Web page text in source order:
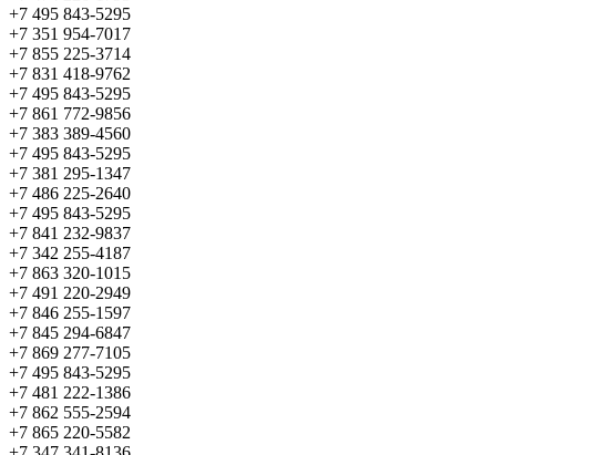
+7 495 843-5295
+7 351 954-7017
+7 855 225-3714
+7 831 418-9762
+7 495 843-5295
+7 861 772-9856
+7 383 389-4560
+7 495 843-5295
+7 381 295-1347
+7 486 225-2640
+7 495 843-5295
+7 841 232-9837
+7 342 255-4187
+7 863 320-1015
+7 491 220-2949
+7 846 255-1597
+7 845 294-6847
+7 869 277-7105
+7 495 843-5295
+7 481 222-1386
+7 862 555-2594
+7 865 220-5582